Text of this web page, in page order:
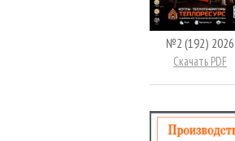
№2 (192) 2026
Скачать PDF